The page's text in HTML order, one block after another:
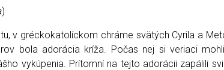
)
v gréckokatolíckom chráme svätých Cyrila a
bola adorácia kríža. Počas nej si veriaci
vykúpenia. Prítomní na tejto adorácii zapálili